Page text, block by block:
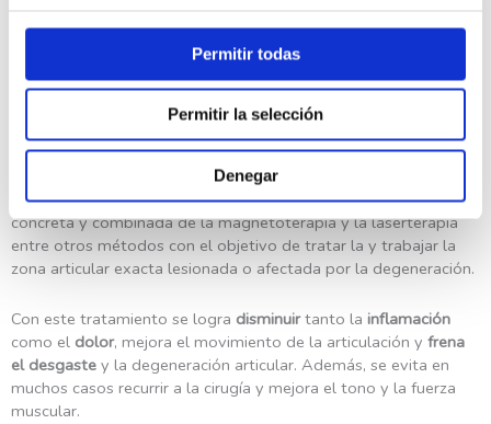
Permitir todas
Permitir la selección
Denegar
diferentes métodos para tratar esta patología que van desde la
hasta lacirugía. Sin embargo, estás
técnicas tradicionales además de ser altamente invasivas no
Por eso conviene visitar a unfisioterapeuta especializadoque
pueda plantear otras alternativas como
láser. Un tratamiento muy específico basado en la aplicación
concreta y combinada de la magnetoterapia y la laserterapia
entre otros métodos con el objetivo de tratar la y trabajar la
zona articular exacta lesionada o afectada por la degeneración.
Con este tratamiento se logra disminuirtanto la inflamación
como el dolor, mejora el movimiento de la articulación y frena
el desgaste y la degeneración articular. Además, se evita en
muchos casos recurrir a la cirugía y mejora el tono y la fuerza
muscular.